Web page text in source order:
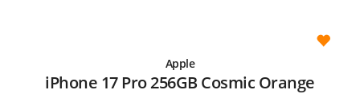
Apple
iPhone 17 Pro 256GB Cosmic Orange